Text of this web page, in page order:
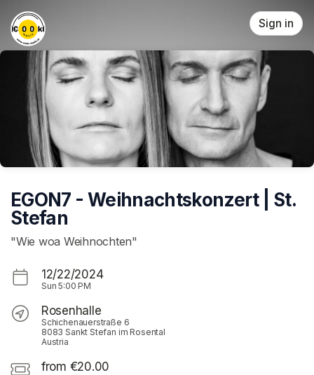
Skip header
Sign in
EGON7 - Weihnachtskonzert | St.
Stefan
"Wie woa Weihnochten"
12/22/2024
Sun 5:00 PM
Rosenhalle
Schichenauerstraße 6
8083 Sankt Stefan im Rosental
Austria
from €20.00